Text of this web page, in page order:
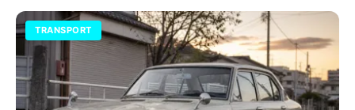
TRANSPORT